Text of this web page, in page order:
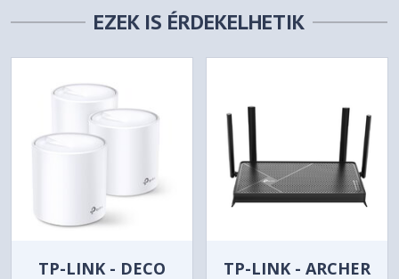
Mobile Game Mode
Gear Accelerator
Parental Control
"Allow you to block access to unwanted websites and
apps."
Safe Browsing
Customized Internet Schedule
• Maximum Parental Control Content Cilter Rule : 64
EZEK IS ÉRDEKELHETIK
TP-LINK - DECO
TP-LINK - ARCHER